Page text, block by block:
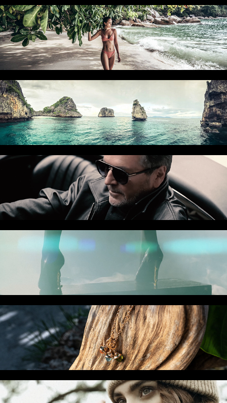
IATITAI
THE LANDROVER CLUB
THOMAS ANDERS
TAMARA COMOLLI